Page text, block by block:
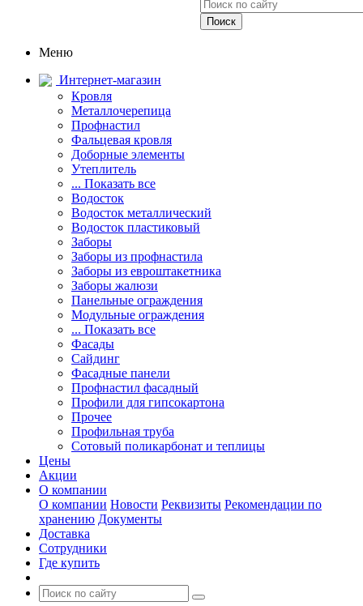
Меню
Интернет-магазин
Кровля
Металлочерепица
Профнастил
Фальцевая кровля
Доборные элементы
Утеплитель
... Показать все
Водосток
Водосток металлический
Водосток пластиковый
Заборы
Заборы из профнастила
Заборы из евроштакетника
Заборы жалюзи
Панельные ограждения
Модульные ограждения
... Показать все
Фасады
Сайдинг
Фасадные панели
Профнастил фасадный
Профили для гипсокартона
Прочее
Профильная труба
Сотовый поликарбонат и теплицы
Цены
Акции
О компании
О компании Новости Реквизиты Рекомендации по
хранению Документы
Доставка
Сотрудники
Где купить